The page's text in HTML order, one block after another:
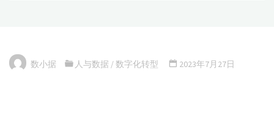
数小据 人与数据 /数字化转型 2023年7月27日